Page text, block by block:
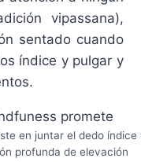
vipassana),
sentado cuando
índice y pulgar y
en juntar el dedo
profunda de elevación